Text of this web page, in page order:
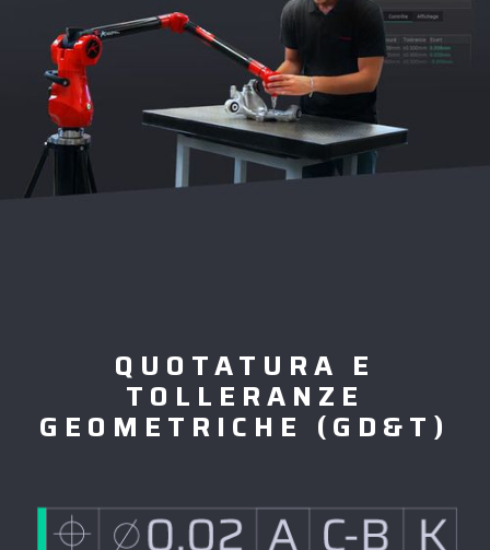
QUOTATURA E
TOLLERANZE
GEOMETRICHE (GD&T)